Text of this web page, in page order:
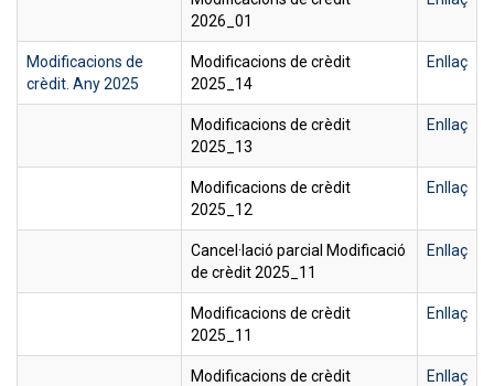
2026_01
Modificacions de
crèdit. Any 2025
Modificacions de crèdit
2025_14
Enllaç
Modificacions de crèdit
2025_13
Enllaç
Modificacions de crèdit
2025_12
Enllaç
Cancel·lació parcial Modificació
de crèdit 2025_11
Enllaç
Modificacions de crèdit
2025_11
Enllaç
Modificacions de crèdit
Enllaç